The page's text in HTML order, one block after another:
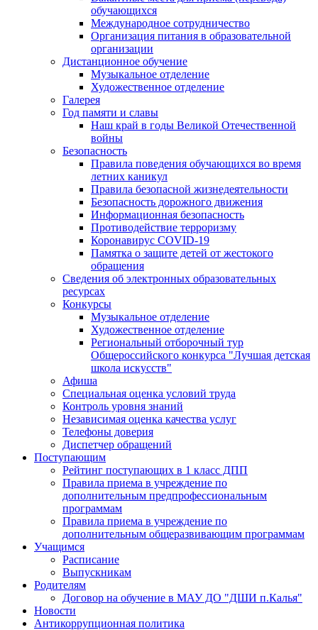
обучающихся
Международное сотрудничество
Организация питания в образовательной
организации
Дистанционное обучение
Музыкальное отделение
Художественное отделение
Галерея
Год памяти и славы
Наш край в годы Великой Отечественной
войны
Безопасность
Правила поведения обучающихся во время
летних каникул
Правила безопасной жизнедеятельности
Безопасность дорожного движения
Информационная безопасность
Противодействие терроризму
Коронавирус COVID-19
Памятка о защите детей от жестокого
обращения
Сведения об электронных образовательных
ресурсах
Конкурсы
Музыкальное отделение
Художественное отделение
Региональный отборочный тур
Общероссийского конкурса "Лучшая детская
школа искусств"
Афиша
Специальная оценка условий труда
Контроль уровня знаний
Независимая оценка качества услуг
Телефоны доверия
Диспетчер обращений
Поступающим
Рейтинг поступающих в 1 класс ДПП
Правила приема в учреждение по
дополнительным предпрофессиональным
программам
Правила приема в учреждение по
дополнительным общеразвивающим программам
Учащимся
Расписание
Выпускникам
Родителям
Договор на обучение в МАУ ДО "ДШИ п.Калья"
Новости
Антикоррупционная политика